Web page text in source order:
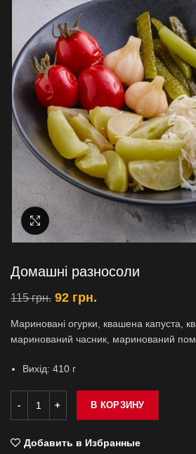
Увеличить
Домашні разносоли
115грн. 92 грн.
Мариновані огурки, квашена капуста,
маринований часник, маринований
Вихiд: 410 г
В КОРЗИНУ
Добавить в Избранные